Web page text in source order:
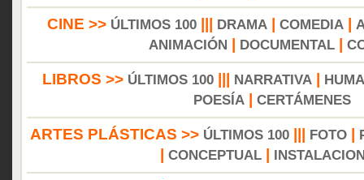
CINE >> ÚLTIMOS 100 DRAMA COMEDIA
ANIMACIÓN
DOCUMENTAL|
LIBROS >> ÚLTIMOS 100 NARRATIVA
POESÍA| CERTÁMENES
ARTES PLÁSTICAS >> ÚLTIMOS 100 FOTO
CONCEPTUAL